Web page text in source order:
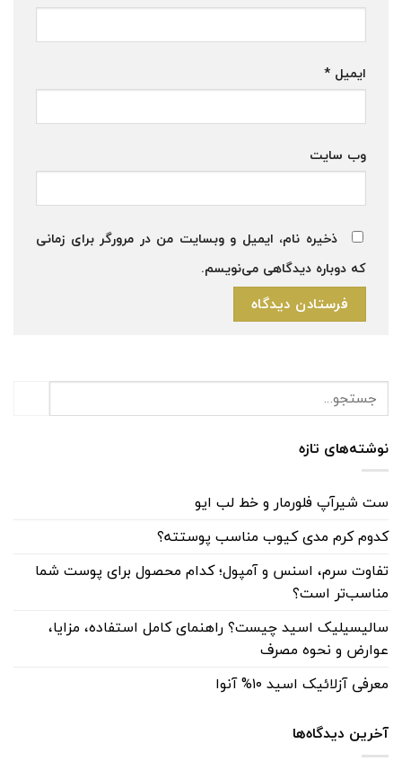
ایمیل *
وب‌ سایت
ذخیره نام، ایمیل و وبسایت من در مرورگر برای زمانی
که دوباره دیدگاهی می‌نویسم.
نوشته‌های تازه
ست شیرآپ فلورمار و خط لب ایو
کدوم کرم مدی کیوب مناسب پوستته؟
تفاوت سرم، اسنس و آمپول؛ کدام محصول برای پوست شما
مناسب‌تر است؟
سالیسیلیک اسید چیست؟ راهنمای کامل استفاده، مزایا،
عوارض و نحوه مصرف
معرفی آزلائیک اسید ۱۰% آنوا
آخرین دیدگاه‌ها